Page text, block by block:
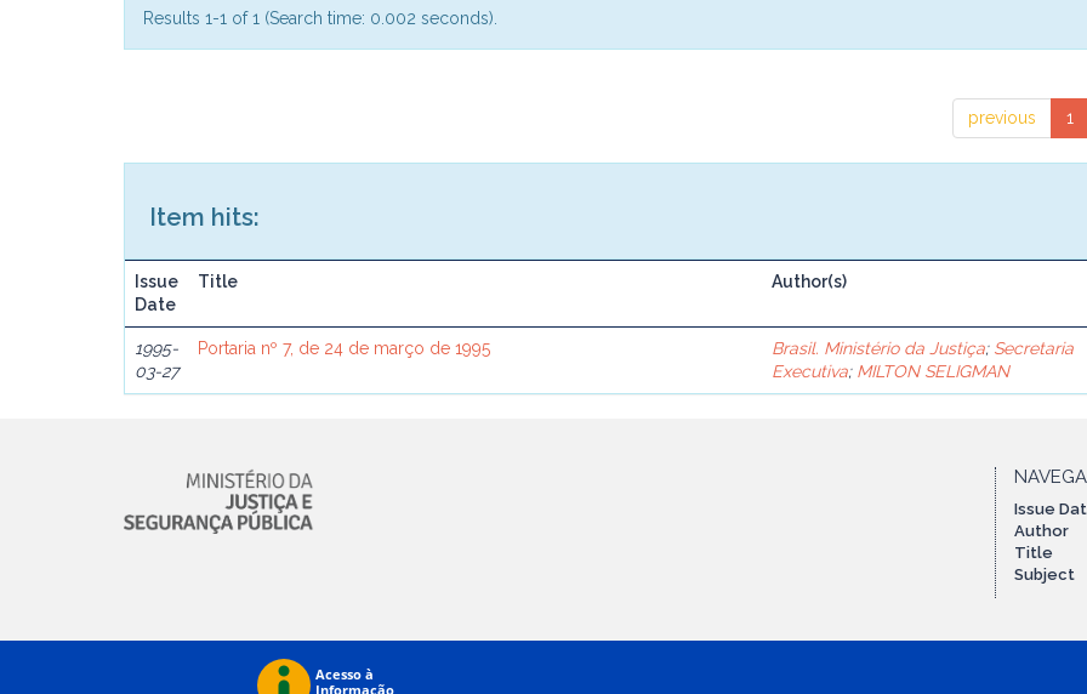
Results 1-1 of 1 (Search time: 0.002 seconds).
previous 1
Item hits:
Issue
Date
Title Author(s)
1995-
03-27
Portaria nº 7, de 24 de março de 1995 Brasil. Ministério da Justiça; Secretaria
Executiva; MILTON SELIGMAN
Issue
Author
Title
Subject